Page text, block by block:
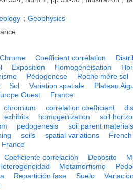
; Geophysics
Chrome Coefficient corrélation
Exposition Homogénéisation
Pédogenèse Roche mère sol
Sol Variation spatiale
Plateau
Ouest France
chromium correlation coefficient
exhibits homogenization
soil
pedogenesis
soil parent materials
soils spatial variations
France
Coeficiente correlación Depósito
Metamorfismo
Repartición fase Suelo